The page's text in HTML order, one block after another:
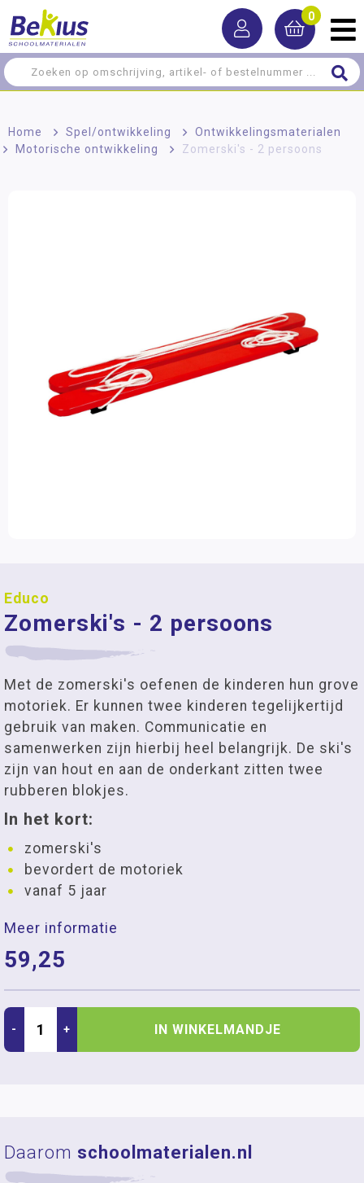
0
Home > Spel/ontwikkeling > Ontwikkelingsmaterialen
Motorische ontwikkeling
> Zomerski's - 2 persoons
Educo
Zomerski's - 2 persoons
Met de zomerski's oefenen de kinderen hun grove
motoriek. Er kunnen twee kinderen tegelijkertijd
gebruik van maken. Communicatie en
samenwerken zijn hierbij heel belangrijk. De ski's
zijn van hout en aan de onderkant zitten twee
rubberen blokjes.
In het kort:
zomerski's
bevordert de motoriek
vanaf 5 jaar
Meer informatie
59,25
- + IN WINKELMANDJE
Daarom schoolmaterialen.nl